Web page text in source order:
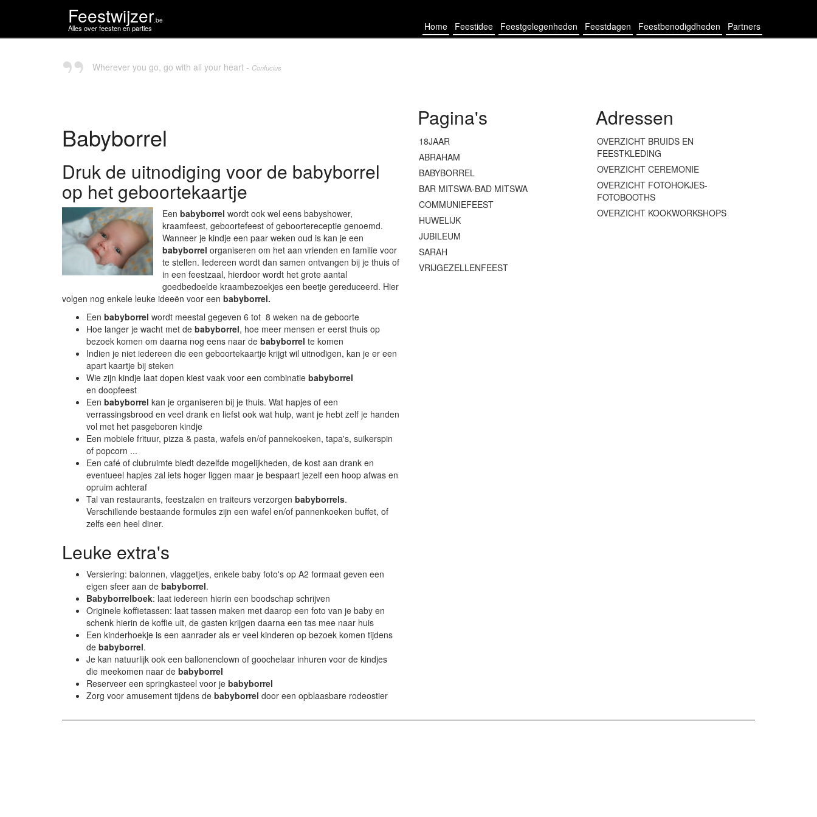
Feestwijzer.be
Alles over feesten en parties Home Feestidee Feestgelegenheden Feestdagen Feestbenodigdheden Partners
Wherever you go, go with all your heart - Confucius
Babyborrel
Druk de uitnodiging voor de babyborrel
op het geboortekaartje
Een babyborrel wordt ook wel eens babyshower,
kraamfeest, geboortefeest of geboortereceptie genoemd.
Wanneer je kindje een paar weken oud is kan je een
babyborrel organiseren om het aan vrienden en familie voor
te stellen. Iedereen wordt dan samen ontvangen bij je thuis of
in een feestzaal, hierdoor wordt het grote aantal
goedbedoelde kraambezoekjes een beetje gereduceerd. Hier
volgen nog enkele leuke ideeën voor een babyborrel.
Een babyborrel wordt meestal gegeven 6 tot 8 weken na de geboorte
Hoe langer je wacht met de babyborrel, hoe meer mensen er eerst thuis op
bezoek komen om daarna nog eens naar de babyborrel te komen
Indien je niet iedereen die een geboortekaartje krijgt wil uitnodigen, kan je er een
apart kaartje bij steken
Wie zijn kindje laat dopen kiest vaak voor een combinatie babyborrel
en doopfeest
Een babyborrel kan je organiseren bij je thuis. Wat hapjes of een
verrassingsbrood en veel drank en liefst ook wat hulp, want je hebt zelf je handen
vol met het pasgeboren kindje
Een mobiele frituur, pizza & pasta, wafels en/of pannekoeken, tapa's, suikerspin
of popcorn ...
Een café of clubruimte biedt dezelfde mogelijkheden, de kost aan drank en
eventueel hapjes zal iets hoger liggen maar je bespaart jezelf een hoop afwas en
opruim achteraf
Tal van restaurants, feestzalen en traiteurs verzorgen babyborrels.
Verschillende bestaande formules zijn een wafel en/of pannenkoeken buffet, of
zelfs een heel diner.
Leuke extra's
Versiering: balonnen, vlaggetjes, enkele baby foto's op A2 formaat geven een
eigen sfeer aan de babyborrel.
Babyborrelboek: laat iedereen hierin een boodschap schrijven
Originele koffietassen: laat tassen maken met daarop een foto van je baby en
schenk hierin de koffie uit, de gasten krijgen daarna een tas mee naar huis
Een kinderhoekje is een aanrader als er veel kinderen op bezoek komen tijdens
de babyborrel.
Je kan natuurlijk ook een ballonenclown of goochelaar inhuren voor de kindjes
die meekomen naar de babyborrel
Reserveer een springkasteel voor je babyborrel
Zorg voor amusement tijdens de babyborrel door een opblaasbare rodeostier
Pagina's
18JAAR
ABRAHAM
BABYBORREL
BAR MITSWA-BAD MITSWA
COMMUNIEFEEST
HUWELIJK
JUBILEUM
SARAH
VRIJGEZELLENFEEST
Adressen
OVERZICHT BRUIDS EN
FEESTKLEDING
OVERZICHT CEREMONIE
OVERZICHT FOTOHOKJES-
FOTOBOOTHS
OVERZICHT KOOKWORKSHOPS